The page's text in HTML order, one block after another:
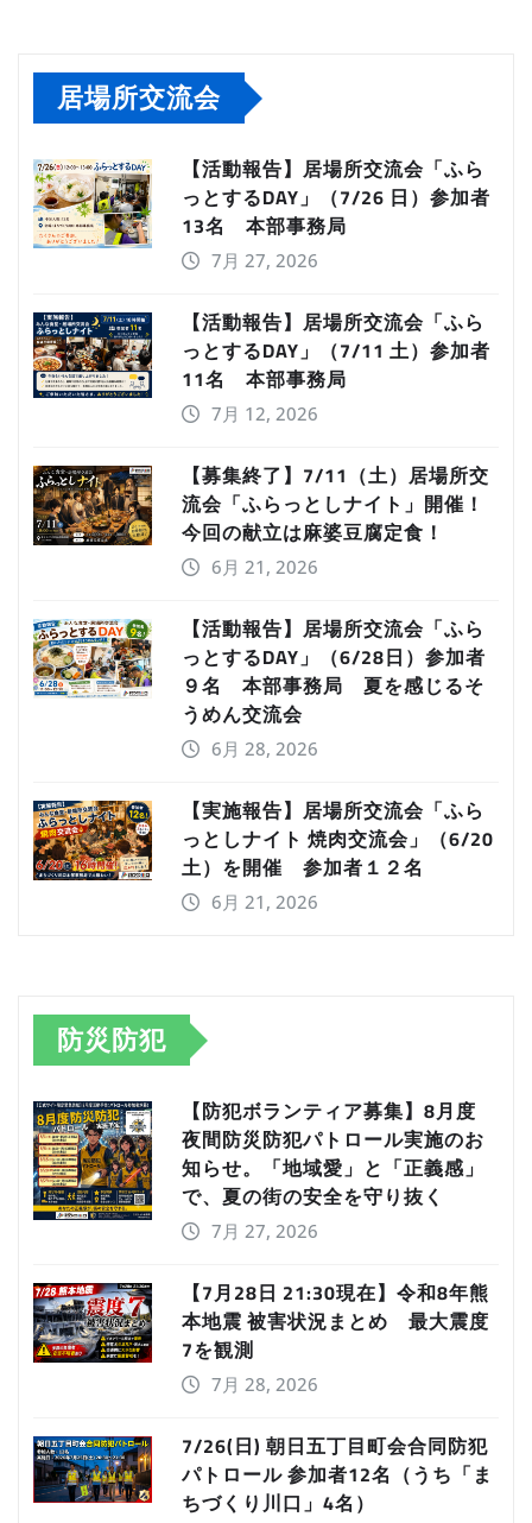
居場所交流会
【活動報告】居場所交流会「ふら
っとするDAY」（7/26 日）参加者
13名 本部事務局
7月 27, 2026
【活動報告】居場所交流会「ふら
っとするDAY」（7/11 土）参加者
11名 本部事務局
7月 12, 2026
【募集終了】7/11（土）居場所交
流会「ふらっとしナイト」開催！
今回の献立は麻婆豆腐定食！
6月 21, 2026
【活動報告】居場所交流会「ふら
っとするDAY」（6/28日）参加者
９名 本部事務局 夏を感じるそ
うめん交流会
6月 28, 2026
【実施報告】居場所交流会「ふら
っとしナイト 焼肉交流会」（6/20
土）を開催 参加者１２名
6月 21, 2026
防災防犯
【防犯ボランティア募集】8月度
夜間防災防犯パトロール実施のお
知らせ。「地域愛」と「正義感」
で、夏の街の安全を守り抜く
7月 27, 2026
【7月28日 21:30現在】令和8年熊
本地震 被害状況まとめ 最大震度
7を観測
7月 28, 2026
7/26(日) 朝日五丁目町会合同防犯
パトロール 参加者12名（うち「ま
ちづくり川口」4名）